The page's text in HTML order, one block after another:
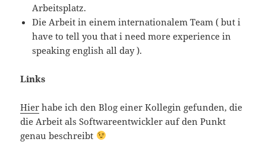
Arbeitsplatz.
Die Arbeit in einem internationalem Team ( but i
have to tell you that i need more experience in
speaking english all day ).
Links
Hier habe ich den Blog einer Kollegin gefunden, die
die Arbeit als Softwareentwickler auf den Punkt
genau beschreibt